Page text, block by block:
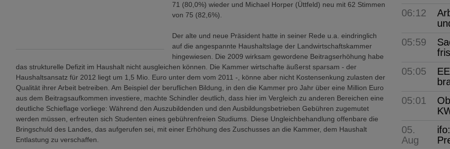
71 (80,0%) wieder und Michael Horper (Üttfeld) neu mit 62 Stimmen
von 75 (82,6%).
Der alte und neue Präsident hatte in seiner Rede u.a. eindringlich
auf die angespannte Haushaltslage der Landwirtschaftskammer
hingewiesen. Die 2009 wirksam gewordene Beitragserhöhung habe
das strukturelle Defizit im Haushalt nicht ausgleichen können. Die Kammer wirtschafte äußerst sparsam - der
Haushaltsansatz für 2012 liegt um 1,5 Mio. Euro unter dem vom 2011 -, könne aber nicht Kostensenkung zulasten der
Qualität ihrer Arbeit betreiben. Am Beispiel der beruflichen Bildung, in den die Kammer pro Jahr über eine Million Euro
aus dem Beitragsaufkommen investiere, machte Schindler deutlich, dass hier im Vergleich zu anderen Bereichen eine
deutliche Schieflage vorliege: Während den Auszubildenden und den Ausbildungsbetrieben Gebühren zugemutet
werden müssen, erfreuten sich Studenten eines gebührenfreien Studiums. Diese Ungleichbehandlung offenbare die
Bringschuld des Landes, das aufgerufen sei, mit einer Erhöhung des Zuschusses an die Kammer, dem Haushalt
Entlastung zu verschaffen.
06:12
05:59
05:05
05:01
05.
Aug